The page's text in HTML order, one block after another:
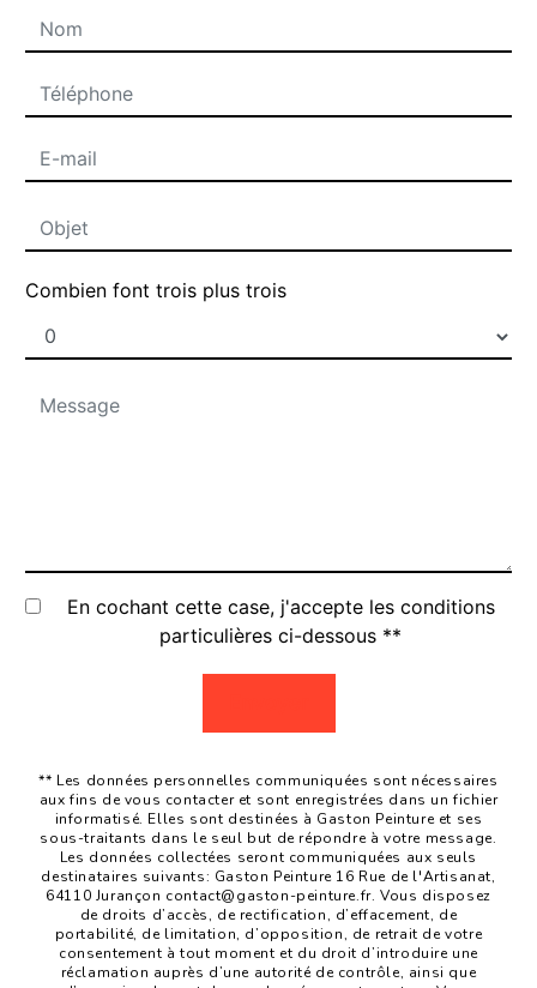
Combien font trois plus trois
En cochant cette case, j'accepte les conditions
particulières ci-dessous **
** Les données personnelles communiquées sont nécessaires
aux fins de vous contacter et sont enregistrées dans un fichier
informatisé. Elles sont destinées à Gaston Peinture et ses
sous-traitants dans le seul but de répondre à votre message.
Les données collectées seront communiquées aux seuls
destinataires suivants: Gaston Peinture 16 Rue de l'Artisanat,
64110 Jurançon contact@gaston-peinture.fr. Vous disposez
de droits d’accès, de rectification, d’effacement, de
portabilité, de limitation, d’opposition, de retrait de votre
consentement à tout moment et du droit d’introduire une
réclamation auprès d’une autorité de contrôle, ainsi que